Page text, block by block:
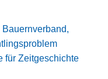
für Zeitgeschichte